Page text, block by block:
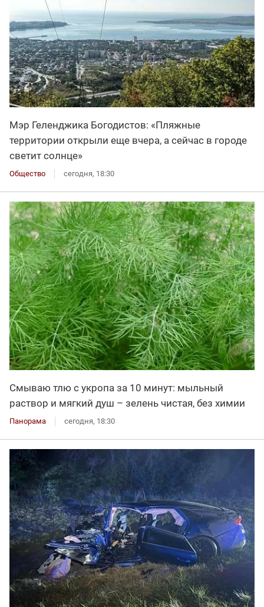
Мэр Геленджика Богодистов: «Пляжные
территории открыли еще вчера, а сейчас в городе
светит солнце»
Общество сегодня, 18:30
Смываю тлю с укропа за 10 минут: мыльный
раствор и мягкий душ – зелень чистая, без химии
Панорама сегодня, 18:30